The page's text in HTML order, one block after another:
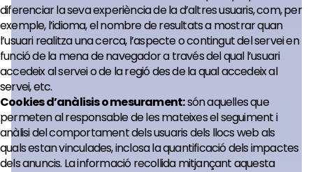
diferenciar la seva experiència de la d’altres usuaris, com, per
exemple, l’idioma, el nombre de resultats a mostrar quan
l’usuari realitza una cerca, l’aspecte o contingut del servei en
funció de la mena de navegador a través del qual l’usuari
accedeix al servei o de la regió des de la qual accedeix al
servei, etc.
Cookies d’anàlisis o mesurament:són aquelles que
permeten al responsable de les mateixes el seguiment i
anàlisi del comportament dels usuaris dels llocs web als
quals estan vinculades, inclosa la quantificació dels impactes
dels anuncis. La informació recollida mitjançant aquesta